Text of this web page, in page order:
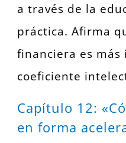
a través de la
práctica. Afirma
financiera es
coeficiente
Capítulo 12:
en forma